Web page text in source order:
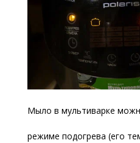
Мыло в мультиварке
режиме подогрева (его